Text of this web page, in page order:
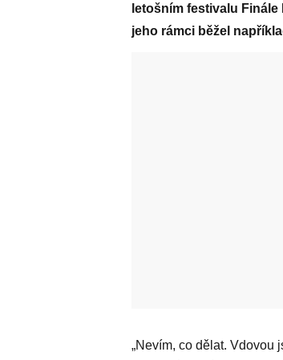
letošním festivalu
jeho rámci běžel
„Nevím, co dělat. Vdovou